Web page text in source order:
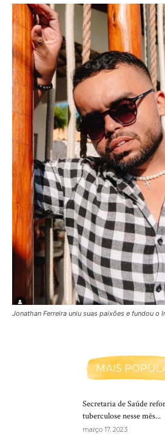
Jonathan Ferreira uniu suas paixões e fundou o
MAIS
Secretaria de Saúde
tuberculose nesse mês...
março 17, 2023